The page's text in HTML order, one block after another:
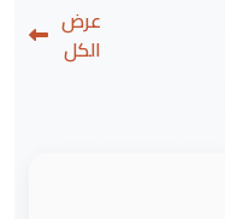
عرض
الكل